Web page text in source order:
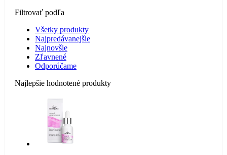
Filtrovať podľa
Všetky produkty
Najpredávanejšie
Najnovšie
Zľavnené
Odporúčame
Najlepšie hodnotené produkty